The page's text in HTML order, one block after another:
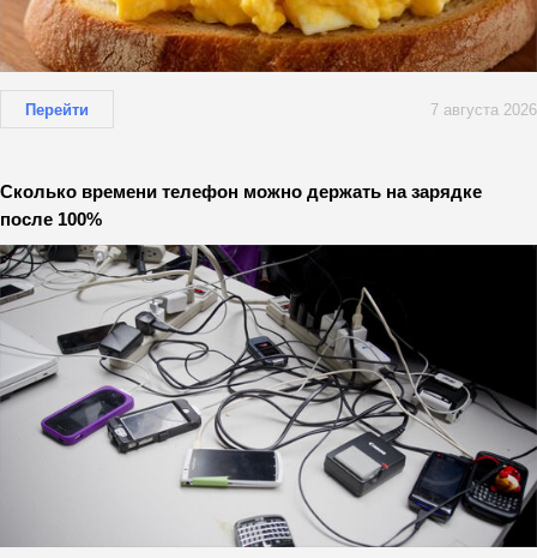
Перейти 7 августа 2026
Сколько времени телефон можно держать на зарядке
после 100%